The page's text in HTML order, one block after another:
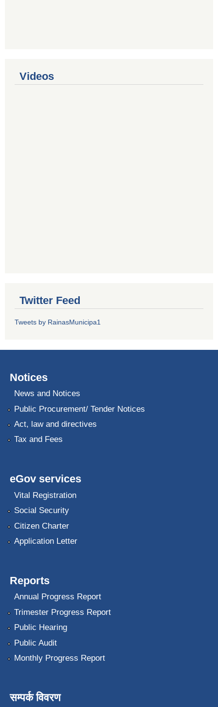
Videos
Twitter Feed
Tweets by RainasMunicipa1
Notices
News and Notices
Public Procurement/ Tender Notices
Act, law and directives
Tax and Fees
eGov services
Vital Registration
Social Security
Citizen Charter
Application Letter
Reports
Annual Progress Report
Trimester Progress Report
Public Hearing
Public Audit
Monthly Progress Report
सम्पर्क विवरण